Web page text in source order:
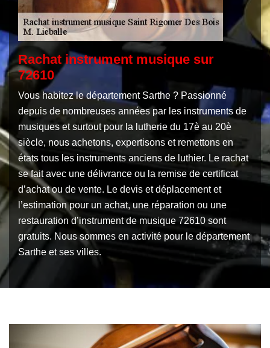
Rachat instrument musique sur
72610
Vous habitez le département Sarthe ? Passionné
depuis de nombreuses années par les instruments de
musiques et surtout pour la lutherie du 17è au 20è
siècle, nous achetons, expertisons et remettons en
états tous les instruments anciens de luthier. Le rachat
se fait avec une délivrance ou la remise de certificat
d’achat ou de vente. Le devis et déplacement et
l’estimation pour un achat, une réparation ou une
restauration d’instrument de musique 72610 sont
gratuits. Nous sommes en activité pour le département
Sarthe et ses villes.